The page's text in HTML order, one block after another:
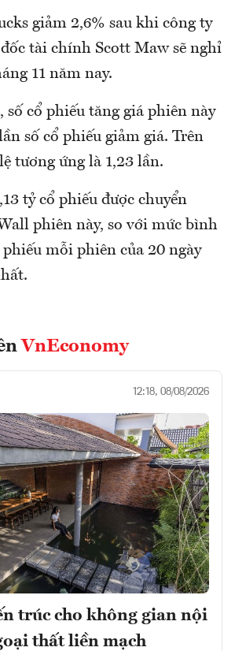
giảm 2,6% sau khi công ty
tài chính Scott Maw sẽ nghỉ
11 năm nay.
số cổ phiếu tăng giá phiên này
số cổ phiếu giảm giá. Trên
tương ứng là 1,23 lần.
tỷ cổ phiếu được chuyển
phiên này, so với mức bình
mỗi phiên của 20 ngày
VnEconomy
12:18, 08/08/2026
trúc cho không gian nội
thất liền mạch